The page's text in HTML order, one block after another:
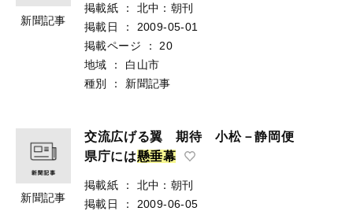
新聞記事
掲載紙 ：
北中：朝刊
掲載日
：
2009-05-01
掲載ページ
：
20
地域
：
白山市
種別
： 新聞記事
新聞記事
交流広げる翼 期待 小松－静岡便
県庁には懸垂幕
掲載紙 ：
北中：朝刊
掲載日
：
2009-06-05